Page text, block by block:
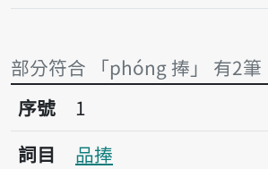
部分符合 「phóng 捧」 有2筆
序號1品捧
序號
1
詞目
品捧